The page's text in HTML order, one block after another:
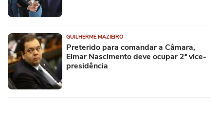
GUILHERME MAZIEIRO
Preterido para comandar a Câmara,
Elmar Nascimento deve ocupar 2ª vice-
presidência